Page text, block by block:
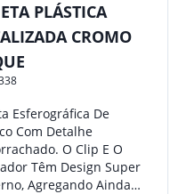
PLÁSTICA
CROMO
Esferográfica De
Com Detalhe
O Clip E O
Têm Design Super
Agregando Ainda